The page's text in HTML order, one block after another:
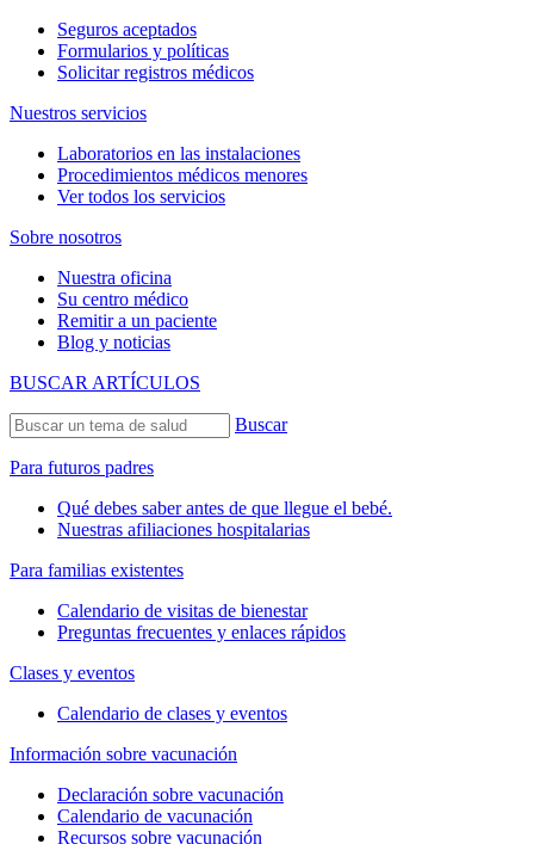
Seguros aceptados
Formularios y políticas
Solicitar registros médicos
Nuestros servicios
Laboratorios en las instalaciones
Procedimientos médicos menores
Ver todos los servicios
Sobre nosotros
Nuestra oficina
Su centro médico
Remitir a un paciente
Blog y noticias
BUSCAR ARTÍCULOS
Buscar
Para futuros padres
Qué debes saber antes de que llegue el bebé.
Nuestras afiliaciones hospitalarias
Para familias existentes
Calendario de visitas de bienestar
Preguntas frecuentes y enlaces rápidos
Clases y eventos
Calendario de clases y eventos
Información sobre vacunación
Declaración sobre vacunación
Calendario de vacunación
Recursos sobre vacunación